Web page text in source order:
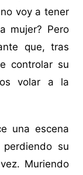
voy a tener
mujer? Pero
que, tras
controlar su
volar a la
una escena
su
Muriendo